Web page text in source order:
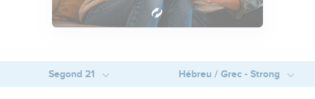
Segond 21 Hébreu / Grec - Strong